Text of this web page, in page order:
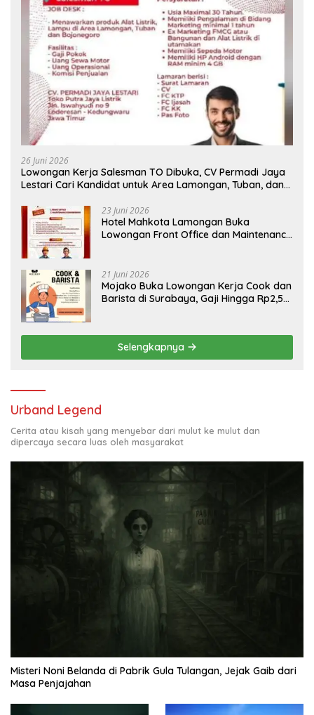
26 Juni 2026
Lowongan Kerja Salesman TO Dibuka, CV Permadi Jaya
Lestari Cari Kandidat untuk Area Lamongan, Tuban, dan
23 Juni 2026
Hotel Mahkota Lamongan Buka
Lowongan Front Office dan Maintenance
21 Juni 2026
Mojako Buka Lowongan Kerja Cook dan
Barista di Surabaya, Gaji Hingga Rp2,5
Selengkapnya
Urband Legend
Cerita atau kisah yang menyebar dari mulut ke mulut dan
dipercaya secara luas oleh masyarakat
Misteri Noni Belanda di Pabrik Gula Tulangan, Jejak Gaib dari
Masa Penjajahan